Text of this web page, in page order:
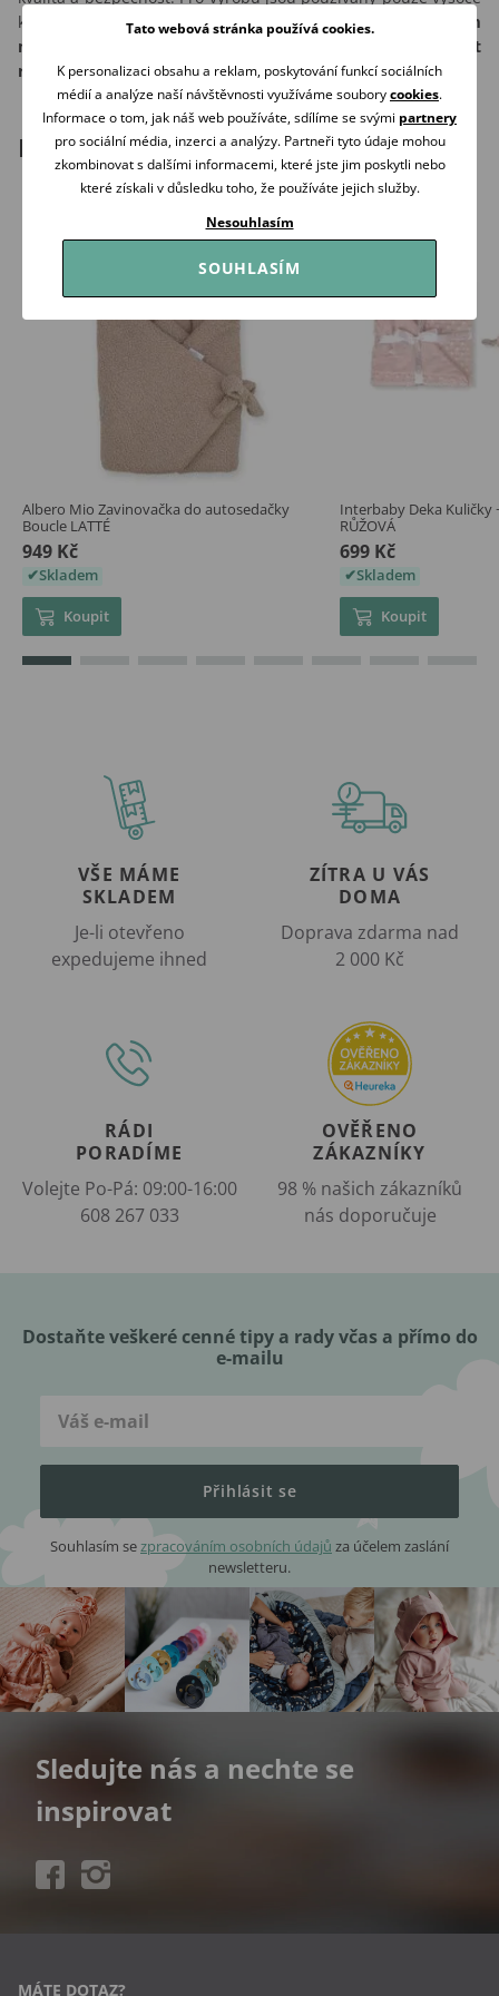
kvalitní a certifikované materiály. To zaručuje, že
Vám i Vašim
nejmenším budou produkty Makaszka sloužit a dělat
radost po dlouhou dobu...!!!
Podobné produkty
Albero Mio Zavinovačka do autosedačky
Boucle LATTÉ
949 Kč
Skladem
Koupit
Interbaby Deka Kuličky
RŮŽOVÁ
699 Kč
Skladem
Koupit
VŠE MÁME
SKLADEM
Je-li otevřeno
expedujeme ihned
ZÍTRA U VÁS
DOMA
Doprava zdarma nad
2 000 Kč
RÁDI
PORADÍME
Volejte Po-Pá: 09:00-16:00
608 267 033
OVĚŘENO
ZÁKAZNÍKY
98 % našich zákazníků
nás doporučuje
Dostaňte veškeré cenné tipy a rady včas a přímo do
e-mailu
Přihlásit se
Souhlasím sezpracováním osobních údajů za účelem zaslání
newsletteru.
Sledujte nás a nechte se
inspirovat
MÁTE DOTAZ?
Tato webová stránka používá cookies.
K personalizaci obsahu a reklam, poskytování funkcí sociálních
médií a analýze naší návštěvnosti využíváme souborycookies.
Informace o tom, jak náš web používáte, sdílíme se svými partnery
pro sociální média, inzerci a analýzy. Partneři tyto údaje mohou
zkombinovat s dalšími informacemi, které jste jim poskytli nebo
které získali v důsledku toho, že používáte jejich služby.
Nesouhlasím
SOUHLASÍM